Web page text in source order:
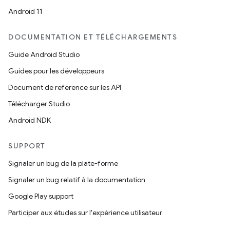
Android 11
DOCUMENTATION ET TÉLÉCHARGEMENTS
Guide Android Studio
Guides pour les développeurs
Document de référence sur les API
Télécharger Studio
Android NDK
SUPPORT
Signaler un bug de la plate-forme
Signaler un bug relatif à la documentation
Google Play support
Participer aux études sur l'expérience utilisateur